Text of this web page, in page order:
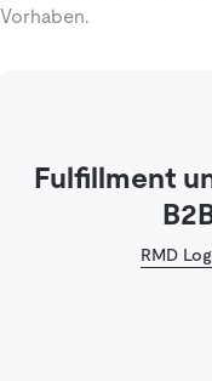
Vorhaben.
Fulfillment
RMD